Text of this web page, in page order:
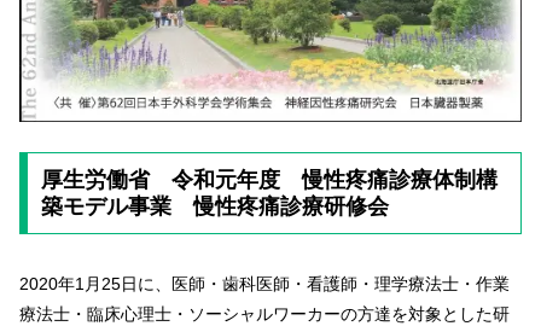
厚生労働省 令和元年度 慢性疼痛診療体制構
築モデル事業 慢性疼痛診療研修会
2020年1月25日に、医師・歯科医師・看護師・理学療法士・作業
療法士・臨床心理士・ソーシャルワーカーの方達を対象とした研